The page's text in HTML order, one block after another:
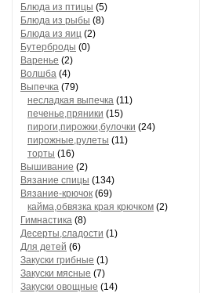
Блюда из птицы (5)
Блюда из рыбы (8)
Блюда из яиц (2)
Бутерброды (0)
Варенье (2)
Волшба (4)
Выпечка (79)
несладкая выпечка (11)
печенье,пряники (15)
пироги,пирожки,булочки (24)
пирожные,рулеты (11)
торты (16)
Вышивание (2)
Вязание спицы (134)
Вязание-крючок (69)
кайма,обвязка края крючком (2)
Гимнастика (8)
Десерты,сладости (1)
Для детей (6)
Закуски грибные (1)
Закуски мясные (7)
Закуски овощные (14)